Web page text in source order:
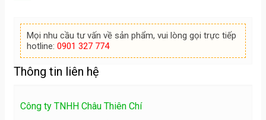
Mọi nhu cầu tư vấn về sản phẩm, vui lòng gọi trực tiếp
hotline: 0901 327 774
Thông tin liên hệ
Công ty TNHH Châu Thiên Chí